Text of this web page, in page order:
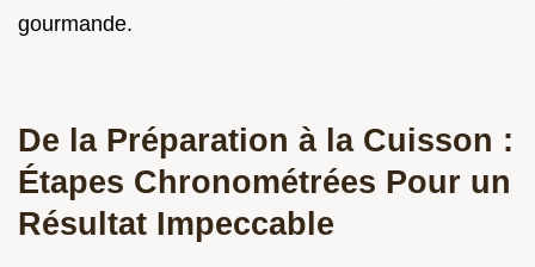
gourmande.
De la Préparation à la Cuisson :
Étapes Chronométrées Pour un
Résultat Impeccable